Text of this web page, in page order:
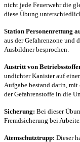
nicht jede Feuerwehr die
diese Übung
Station Personenrettung
aus der Gefahrenzone und
Ausbildner besprochen.
Austritt von
undichter Kanister auf
Aufgabe bestand darin,
der Gefahrenstoffe in die
Sicherung: Bei dieser
Fremdsicherung bei
Atemschutztrupp: Dieser